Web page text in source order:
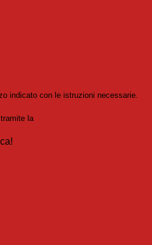
indicato con le istruzioni necessarie.
la